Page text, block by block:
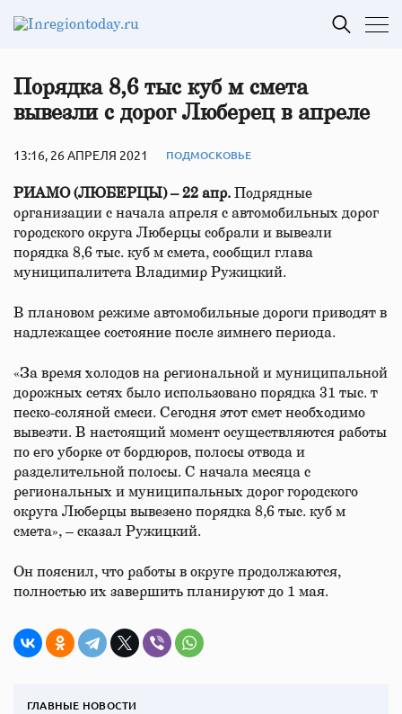
Порядка 8,6 тыс куб м смета
вывезли с дорог Люберец в апреле
13:16, 26 АПРЕЛЯ 2021 ПОДМОСКОВЬЕ
РИАМО (ЛЮБЕРЦЫ) – 22 апр.
Подрядные
организации с начала апреля с автомобильных дорог
городского округа Люберцы собрали и вывезли
порядка 8,6 тыс. куб м смета, сообщил глава
муниципалитета Владимир Ружицкий.
В плановом режиме автомобильные дороги приводят в
надлежащее состояние после зимнего периода.
«За время холодов на региональной и муниципальной
дорожных сетях было использовано порядка 31 тыс. т
песко-соляной смеси. Сегодня этот смет необходимо
вывезти. В настоящий момент осуществляются работы
по его уборке от бордюров, полосы отвода и
разделительной полосы. С начала месяца с
региональных и муниципальных дорог городского
округа Люберцы вывезено порядка 8,6 тыс. куб м
смета», – сказал Ружицкий.
Он пояснил, что работы в округе продолжаются,
полностью их завершить планируют до 1 мая.
ГЛАВНЫЕ НОВОСТИ